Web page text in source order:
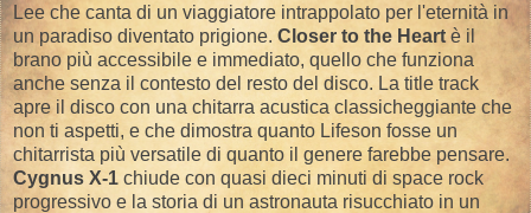
Lee che canta di un viaggiatore intrappolato per l'eternità in
un paradiso diventato prigione. Closer to the Heart è il
brano più accessibile e immediato, quello che funziona
anche senza il contesto del resto del disco. La title track
apre il disco con una chitarra acustica classicheggiante che
non ti aspetti, e che dimostra quanto Lifeson fosse un
chitarrista più versatile di quanto il genere farebbe pensare.
Cygnus X-1 chiude con quasi dieci minuti di space rock
progressivo e la storia di un astronauta risucchiato in un